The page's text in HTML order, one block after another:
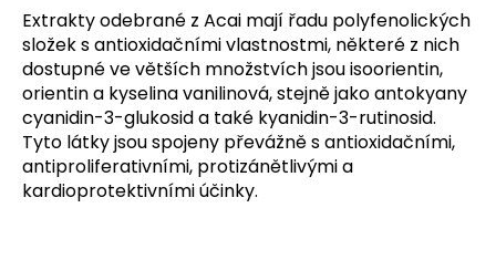
Extrakty odebrané z Acai mají řadu polyfenolických
složek s antioxidačními vlastnostmi, některé z nich
dostupné ve větších množstvích jsou isoorientin,
orientin a kyselina vanilinová, stejně jako antokyany
cyanidin-3-glukosid a také kyanidin-3-rutinosid.
Tyto látky jsou spojeny převážně s antioxidačními,
antiproliferativními, protizánětlivými a
kardioprotektivními účinky.